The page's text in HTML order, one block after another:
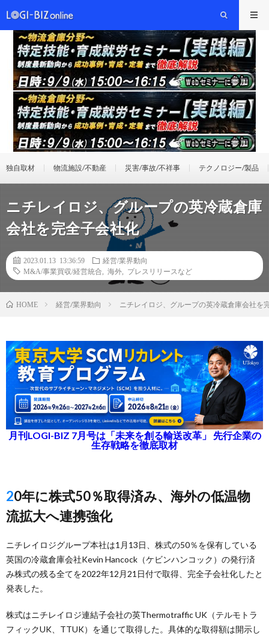
独自取材 物流施設/不動産 災害/事故/不祥事 テクノロジー/製品
ニチレイロジ、グループの英冷蔵倉庫
会社を完全子会社化
2023.01.13 13:36:59
経営/業界動向
M&A/事業買収/経営統合
海外 プレスリリースなど
HOME 経営/業界動向 ニチレイロジ、グループの英冷蔵倉庫会社を
月刊LOGI-BIZ 7月号は「未来を創る輸送改革」 先行企業の
生存戦略を徹底取材
20年に株式50％取得済み、海外の低温物
流拡大へ連携強化
ニチレイロジグループ本社は1月13日、株式の50％を保有している
英国の冷蔵倉庫会社Kevin Hancock（ケビンハンコック）の発行済
み株式の残る全てを2022年12月21日付で取得、完全子会社化したと
発表した。
株式はニチレイロジ連結子会社の英Thermotraffic UK（テルモトラ
フィックUK、TTUK）を通じて取得した。具体的な取得額は開示し